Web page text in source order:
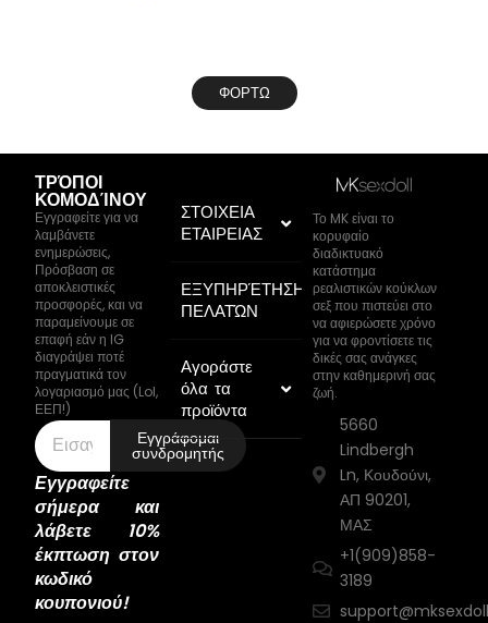
ΦΟΡΤΏ
ΤΡΌΠΟΙ
ΚΟΜΟΔΊΝΟΥ
Εγγραφείτε για να
λαμβάνετε
ενημερώσεις,
Πρόσβαση σε
αποκλειστικές
προσφορές, και να
παραμείνουμε σε
επαφή εάν η IG
διαγράψει ποτέ
πραγματικά τον
λογαριασμό μας (Lol,
ΕΕΠ!)
Εγγράφομαι
συνδρομητής
Εγγραφείτε
σήμερα και
λάβετε 10%
έκπτωση στον
κωδικό
κουπονιού!
ΣΤΟΙΧΕΙΑ
ΕΤΑΙΡΕΙΑΣ
ΕΞΥΠΗΡΈΤΗΣΗ
ΠΕΛΑΤΏΝ
Αγοράστε
όλα τα
προϊόντα
Το MK είναι το
κορυφαίο
διαδικτυακό
κατάστημα
ρεαλιστικών κούκλων
σεξ που πιστεύει στο
να αφιερώσετε χρόνο
για να φροντίσετε τις
δικές σας ανάγκες
στην καθημερινή σας
ζωή.
5660
Lindbergh
Ln, Κουδούνι,
ΑΠ 90201,
ΜΑΣ
+1(909)858-
3189